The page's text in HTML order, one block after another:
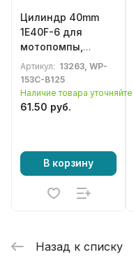
Цилиндр 40mm
1E40F-6 для
мотопомпы,
минибайка,
минимото,
детского
квадроцикла
Артикул: 13263, WP-
153C-B125
Наличие товара уточняйте
61.50 руб.
В корзину
Назад к списку